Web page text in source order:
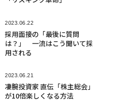
2023.06.22
採用面接の「最後に質問
は？」 一流はこう聞いて採
用される
2023.06.21
凄腕投資家 直伝「株主総会」
が10倍楽しくなる方法